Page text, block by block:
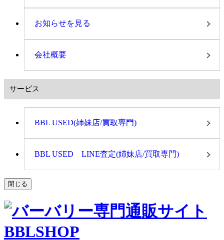
お知らせを見る
会社概要
サービス
BBL USED(姉妹店/買取専門)
BBL USED LINE査定(姉妹店/買取専門)
閉じる